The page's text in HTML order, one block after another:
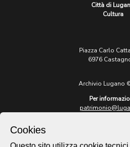
Città di
Cultura
Piazza Carlo
6976
Archivio Lugano
Per
lugano.ch
Cookies